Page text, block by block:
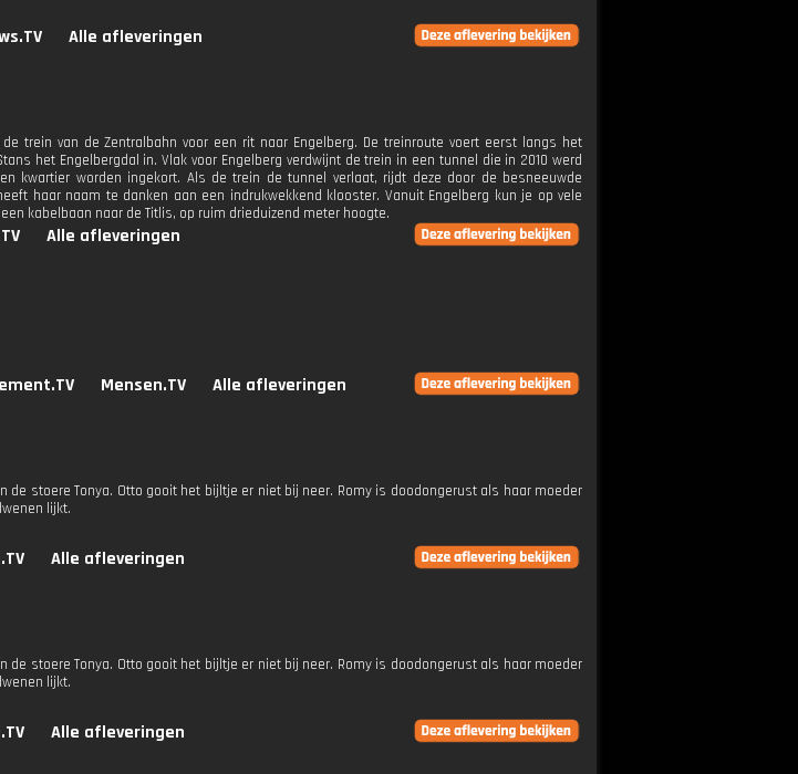
Alle afleveringen
trein van de Zentralbahn voor een rit naar Engelberg. De treinroute voert eerst langs het
het Engelbergdal in. Vlak voor Engelberg verdwijnt de trein in een tunnel die in 2010 werd
kwartier worden ingekort. Als de trein de tunnel verlaat, rijdt deze door de besneeuwde
haar naam te danken aan een indrukwekkend klooster. Vanuit Engelberg kun je op vele
kabelbaan naar de Titlis, op ruim drieduizend meter hoogte.
Alle afleveringen
Mensen.TV Alle afleveringen
de stoere Tonya. Otto gooit het bijltje er niet bij neer. Romy is doodongerust als haar moeder
lijkt.
Alle afleveringen
de stoere Tonya. Otto gooit het bijltje er niet bij neer. Romy is doodongerust als haar moeder
lijkt.
Alle afleveringen